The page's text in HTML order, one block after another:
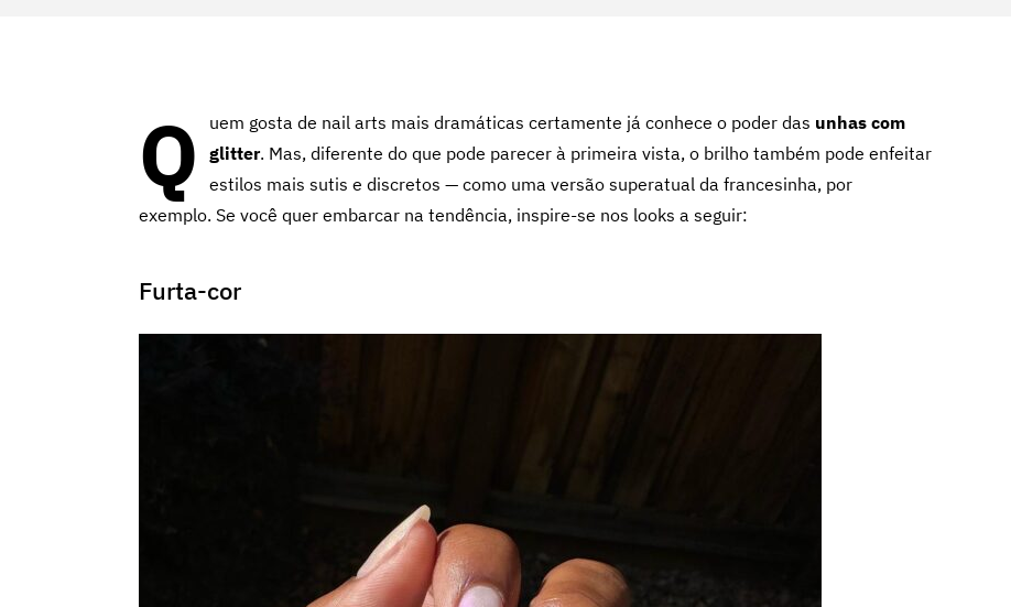
Q uem gosta de nail arts mais dramáticas certamente já conhece o poder das unhas com
glitter. Mas, diferente do que pode parecer à primeira vista, o brilho também pode enfeitar
estilos mais sutis e discretos — como uma versão superatual da francesinha, por
exemplo. Se você quer embarcar na tendência, inspire-se nos looks a seguir:
Furta-cor